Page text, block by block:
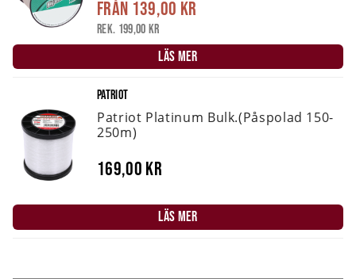
Från 139,00 kr
Rek. 199,00 kr
LÄS MER
PATRIOT
Patriot Platinum Bulk.(påspolad 150-
250m)
169,00 kr
LÄS MER